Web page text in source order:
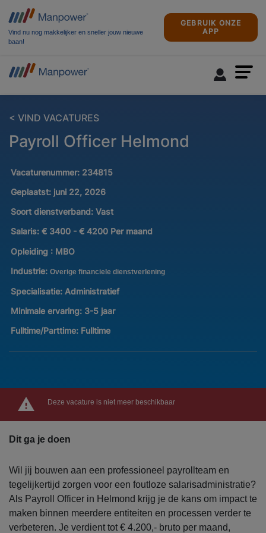
Vind nu nog makkelijker en sneller jouw nieuwe
baan!
GEBRUIK ONZE
APP
< VIND VACATURES
Payroll Officer Helmond
Vacaturenummer: 234815
Geplaatst: juni 22, 2026
Soort dienstverband: Vast
Salaris: € 3400 - € 4200 Per maand
Opleiding : MBO
Industrie: Overige financiele dienstverlening
Specialisatie: Administratief
Minimale ervaring: 3-5 jaar
Fulltime/Parttime: Fulltime
Deze vacature is niet meer beschikbaar
Dit ga je doen
Wil jij bouwen aan een professioneel payrollteam en
tegelijkertijd zorgen voor een foutloze salarisadministratie?
Als Payroll Officer in Helmond krijg je de kans om impact te
maken binnen meerdere entiteiten en processen verder te
verbeteren. Je verdient tot € 4.200,- bruto per maand,